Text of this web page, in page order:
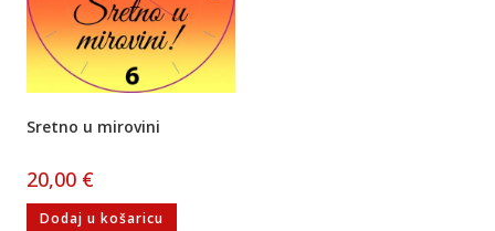
Sretno u mirovini
20,00 €
Dodaj u košaricu